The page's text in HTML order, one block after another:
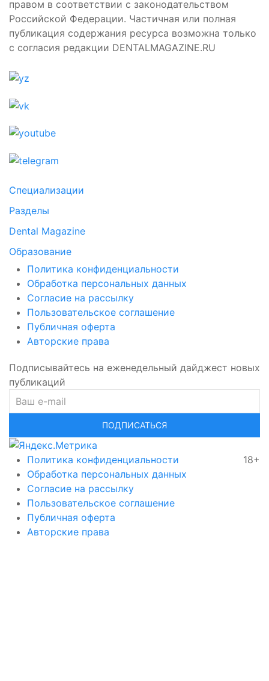
правом в соответствии с законодательством
Российской Федерации. Частичная или полная
публикация содержания ресурса возможна только
с согласия редакции DENTALMAGAZINE.RU
Специализации
Разделы
Dental Magazine
Образование
Политика конфиденциальности
Обработка персональных данных
Согласие на рассылку
Пользовательское соглашение
Публичная оферта
Авторские права
Подписывайтесь на еженедельный дайджест новых
публикаций
ПОДПИСАТЬСЯ
Политика конфиденциальности
Обработка персональных данных
Согласие на рассылку
Пользовательское соглашение
Публичная оферта
Авторские права
18+